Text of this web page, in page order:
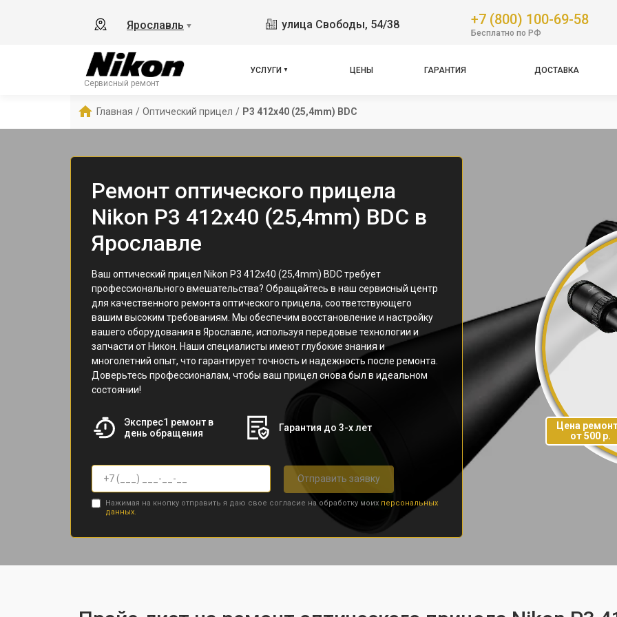
Ярославль ▼ улица Свободы, 54/38 +7 (800) 100-69-58
Бесплатно по РФ
Сервисный ремонт
УСЛУГИ ЦЕНЫ ГАРАНТИЯ ДОСТАВКА
Главная / Оптический прицел / P3 412x40 (25,4mm) BDC
Ремонт оптического прицела
Nikon P3 412x40 (25,4mm) BDC в
Ярославле
Ваш оптический прицел Nikon P3 412x40 (25,4mm) BDC требует
профессионального вмешательства? Обращайтесь в наш сервисный центр
для качественного ремонта оптического прицела, соответствующего
вашим высоким требованиям. Мы обеспечим восстановление и настройку
вашего оборудования в Ярославле, используя передовые технологии и
запчасти от Никон. Наши специалисты имеют глубокие знания и
многолетний опыт, что гарантирует точность и надежность после ремонта.
Доверьтесь профессионалам, чтобы ваш прицел снова был в идеальном
состоянии!
Экспрес1 ремонт в
день обращения
Гарантия до 3-х лет
Отправить заявку
Нажимая на кнопку отправить я даю свое согласие на обработку моих персональных
данных.
Цена
от 500 р.